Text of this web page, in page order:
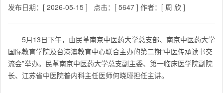
发布日期：[ 2026-05-15 ] 点击：[ 5647 ] 作者：[ 周 欣 ]
5月13日下午，由民革南京中医药大学总支部、 南京中医药大学
国际教育学院及台港澳教育中心联合主办的第二期“中医传承读书交
流会”举办。民革南京中医药大学总支副主委、第一临床医学院副院
长、江苏省中医院普内科主任医师何晓瑾担任主讲。